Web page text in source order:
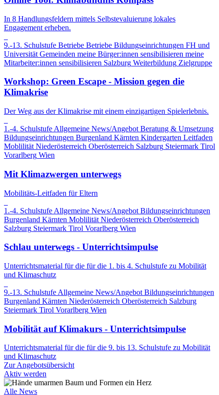
In 8 Handlungsfeldern mittels Selbstevaluierung lokales
Engagement erheben.
9.-13. Schulstufe Betriebe Betriebe Bildungseinrichtungen FH und
Universität Gemeinden meine Bürger:innen sensibilisieren meine
Mitarbeiter:innen sensibilisieren Salzburg Weiterbildung Zielgruppe
Workshop: Green Escape - Mission gegen die
Klimakrise
Der Weg aus der Klimakrise mit einem einzigartigen Spielerlebnis.
1.-4. Schulstufe Allgemeine News/Angebot Beratung & Umsetzung
Bildungseinrichtungen Burgenland Kärnten Kindergarten Leitfaden
Moblilität Niederösterreich Oberösterreich Salzburg Steiermark Tirol
Vorarlberg Wien
Mit Klimazwergen unterwegs
Mobilitäts-Leitfaden für Eltern
1.-4. Schulstufe Allgemeine News/Angebot Bildungseinrichtungen
Burgenland Kärnten Moblilität Niederösterreich Oberösterreich
Salzburg Steiermark Tirol Vorarlberg Wien
Schlau unterwegs - Unterrichtsimpulse
Unterrichtsmaterial für die für die 1. bis 4. Schulstufe zu Mobilität
und Klimaschutz
9.-13. Schulstufe Allgemeine News/Angebot Bildungseinrichtungen
Burgenland Kärnten Niederösterreich Oberösterreich Salzburg
Steiermark Tirol Vorarlberg Wien
Mobilität auf Klimakurs - Unterrichtsimpulse
Unterrichtsmaterial für die für die 9. bis 13. Schulstufe zu Mobilität
und Klimaschutz
Zur Angebotsübersicht
Aktiv werden
Alle News